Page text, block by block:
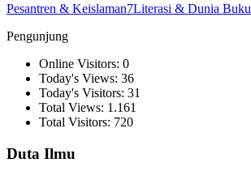
Pesantren & Keislaman7Literasi & Dunia Buku
Pengunjung
Online Visitors: 0
Today's Views: 36
Today's Visitors: 31
Total Views: 1.161
Total Visitors: 720
Duta Ilmu